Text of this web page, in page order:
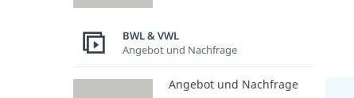
BWL & VWL
Angebot und Nachfrage
Angebot und Nachfrage